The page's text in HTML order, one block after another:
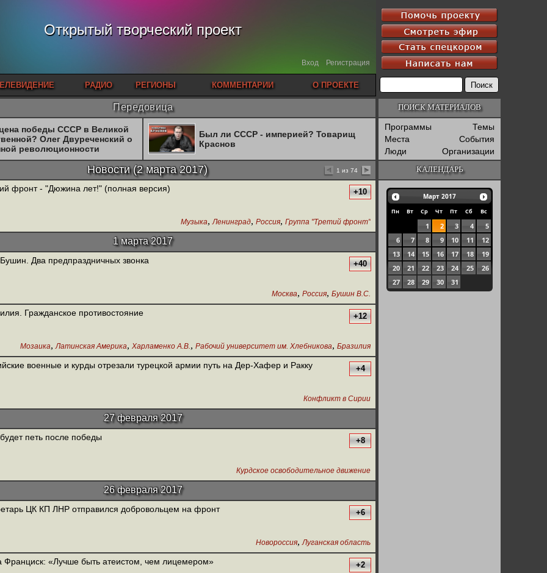
Открытый творческий проект
Вход Регистрация
РАДИО РЕГИОНЫ КОММЕНТАРИИ О ПРОЕКТЕ
Передовица
победы СССР в Великой
Олег Двуреченский о
революционности
Был ли СССР - империей? Товарищ
Краснов
Новости(2 марта 2017) 1 из 74
фронт - "Дюжина лет!" (полная версия) +10
Музыка, Ленинград, Россия, Группа "Третий фронт"
1 марта 2017
Два предпраздничных звонка +40
Москва, Россия, Бушин В.С.
Гражданское противостояние +12
Мозаика, Латинская Америка, Харламенко А.В., Рабочий университет им. Хлебникова, Бразилия
военные и курды отрезали турецкой армии путь на Дер-Хафер и Ракку +4
Конфликт в Сирии
27 февраля 2017
петь после победы +8
Курдское освободительное движение
26 февраля 2017
ЦК КП ЛНР отправился добровольцем на фронт +6
Новороссия, Луганская область
Франциск: «Лучше быть атеистом, чем лицемером» +2
ПОИСК МАТЕРИАЛОВ
Программы
Темы
Места
События
Люди
Организации
КАЛЕНДАРЬ
Март 2017
Пн Вт Ср Чт Пт Сб Вс
1 2 3 4
5
6
7 8 9 10 11
12
13
14 15 16 17 18
19
20
21 22 23 24 25
26
27
28 29 30 31